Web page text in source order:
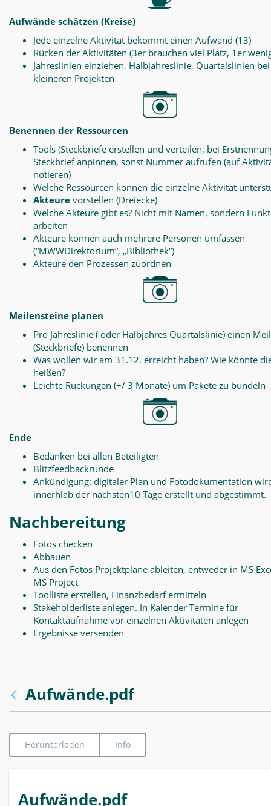
Aufwände schätzen (Kreise)
Jede einzelne Aktivität bekommt einen Aufwand (13)
Rücken der Aktivitäten (3er brauchen viel Platz, 1er
Jahreslinien einziehen, Halbjahreslinie, Quartalslinien bei
kleineren Projekten
Benennen der Ressourcen
Tools (Steckbriefe erstellen und verteilen, bei
Steckbrief anpinnen, sonst Nummer aufrufen (auf
notieren)
Welche Ressourcen können die einzelne Aktivität
Akteure vorstellen (Dreiecke)
Welche Akteure gibt es? Nicht mit Namen, sondern
arbeiten
Akteure können auch mehrere Personen umfassen
(“MWWDirektorium“, „Bibliothek“)
Akteure den Prozessen zuordnen
Meilensteine planen
Pro Jahreslinie ( oder Halbjahres Quartalslinie) einen
(Steckbriefe) benennen
Was wollen wir am 31.12. erreicht haben? Wie könnte
heißen?
Leichte Rückungen (+/ 3 Monate) um Pakete zu bündeln
Ende
Bedanken bei allen Beteiligten
Blitzfeedbackrunde
Ankündigung: digitaler Plan und Fotodokumentation
innerhlab der nächsten10 Tage erstellt und abgestimmt.
Nachbereitung
Fotos checken
Abbauen
Aus den Fotos Projektpläne ableiten, entweder in MS
MS Project
Toolliste erstellen, Finanzbedarf ermitteln
Stakeholderliste anlegen. In Kalender Termine für
Kontaktaufnahme vor einzelnen Aktivitäten anlegen
Ergebnisse versenden
Aufwände.pdf
Herunterladen Info
Aufwände.pdf